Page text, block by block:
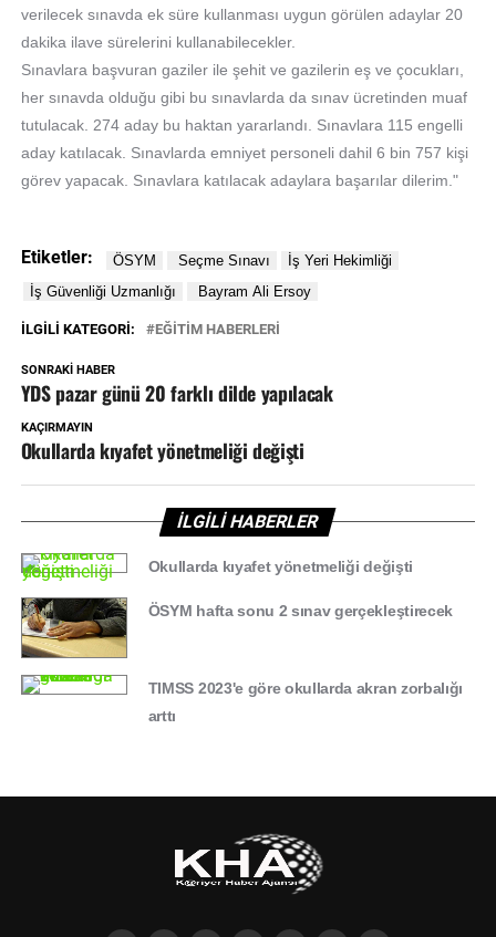
verilecek sınavda ek süre kullanması uygun görülen adaylar 20
dakika ilave sürelerini kullanabilecekler.
Sınavlara başvuran gaziler ile şehit ve gazilerin eş ve çocukları,
her sınavda olduğu gibi bu sınavlarda da sınav ücretinden muaf
tutulacak. 274 aday bu haktan yararlandı. Sınavlara 115 engelli
aday katılacak. Sınavlarda emniyet personeli dahil 6 bin 757 kişi
görev yapacak. Sınavlara katılacak adaylara başarılar dilerim."
Etiketler:
İLGILI KATEGORI: EĞİTİM HABERLERİ
SONRAKI HABER
YDS pazar günü 20 farklı dilde yapılacak
KAÇIRMAYIN
Okullarda kıyafet yönetmeliği değişti
İLGİLİ HABERLER
Okullarda kıyafet yönetmeliği değişti
ÖSYM hafta sonu 2 sınav gerçekleştirecek
TIMSS 2023'e göre okullarda akran zorbalığı
arttı